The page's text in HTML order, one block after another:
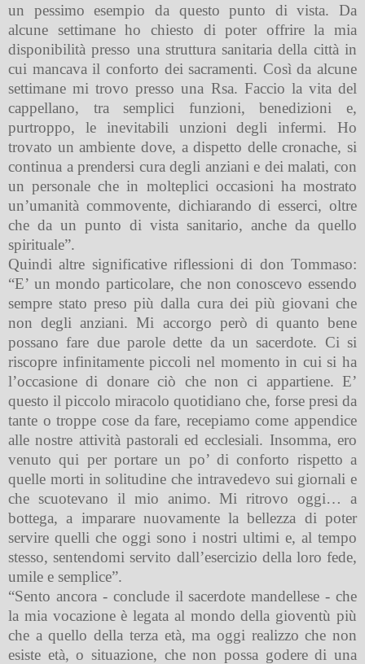
un pessimo esempio da questo punto di vista. Da
alcune settimane ho chiesto di poter offrire la mia
disponibilità presso una struttura sanitaria della città in
cui mancava il conforto dei sacramenti. Così da alcune
settimane mi trovo presso una Rsa. Faccio la vita del
cappellano, tra semplici funzioni, benedizioni e,
purtroppo, le inevitabili unzioni degli infermi. Ho
trovato un ambiente dove, a dispetto delle cronache, si
continua a prendersi cura degli anziani e dei malati, con
un personale che in molteplici occasioni ha mostrato
un’umanità commovente, dichiarando di esserci, oltre
che da un punto di vista sanitario, anche da quello
spirituale”.
Quindi altre significative riflessioni di don Tommaso:
“E’ un mondo particolare, che non conoscevo essendo
sempre stato preso più dalla cura dei più giovani che
non degli anziani. Mi accorgo però di quanto bene
possano fare due parole dette da un sacerdote. Ci si
riscopre infinitamente piccoli nel momento in cui si ha
l’occasione di donare ciò che non ci appartiene. E’
questo il piccolo miracolo quotidiano che, forse presi da
tante o troppe cose da fare, recepiamo come appendice
alle nostre attività pastorali ed ecclesiali. Insomma, ero
venuto qui per portare un po’ di conforto rispetto a
quelle morti in solitudine che intravedevo sui giornali e
che scuotevano il mio animo. Mi ritrovo oggi… a
bottega, a imparare nuovamente la bellezza di poter
servire quelli che oggi sono i nostri ultimi e, al tempo
stesso, sentendomi servito dall’esercizio della loro fede,
umile e semplice”.
“Sento ancora - conclude il sacerdote mandellese - che
la mia vocazione è legata al mondo della gioventù più
che a quello della terza età, ma oggi realizzo che non
esiste età, o situazione, che non possa godere di una